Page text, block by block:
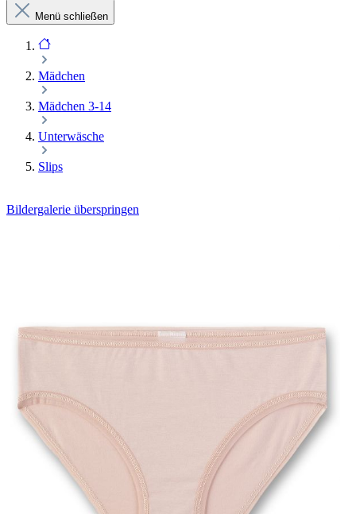
Menü schließen
Mädchen
Mädchen 3-14
Unterwäsche
Slips
Bildergalerie überspringen